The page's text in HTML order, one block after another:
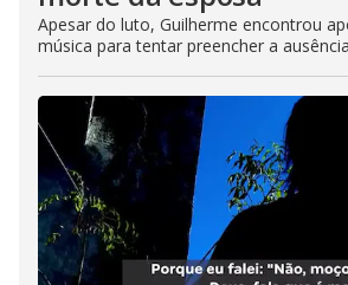
Apesar do luto, Guilherme encontrou
música para tentar preencher a